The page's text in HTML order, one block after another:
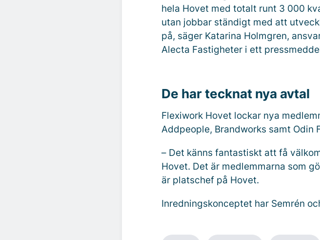
hela Hovet med totalt runt 3 000
utan jobbar ständigt med att
på, säger Katarina Holmgren,
Alecta Fastigheter i ett
De har tecknat nya avtal
Flexiwork Hovet lockar nya
Addpeople, Brandworks samt Odin
– Det känns fantastiskt att få
Hovet. Det är medlemmarna som
är platschef på Hovet.
Inredningskonceptet har Semrén